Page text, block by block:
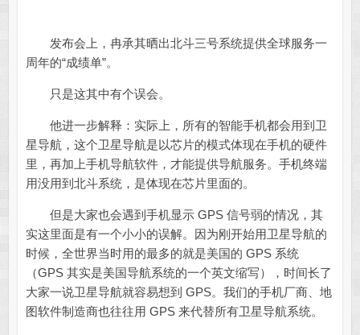
发布会上，冉承其晒出北斗三号系统提供全球服务一
周年的“成绩单”。
只是这其中有个误会。
他进一步解释：实际上，所有的智能手机都会用到卫
星导航，这个卫星导航是以芯片的模式体现在手机的硬件
里，再加上手机导航软件，才能提供导航服务。手机终端
用没用到北斗系统，是体现在芯片里面的。
但是大家也会遇到手机显示 GPS 信号弱的情况，其
实这里面是有一个小小的误解。因为刚开始用卫星导航的
时候，全世界当时用的最多的就是美国的 GPS 系统
（GPS 其实是美国导航系统的一个英文缩写），时间长了
大家一说卫星导航就容易想到 GPS。我们的手机厂商、地
图软件制造商也往往用 GPS 来代替所有卫星导航系统。